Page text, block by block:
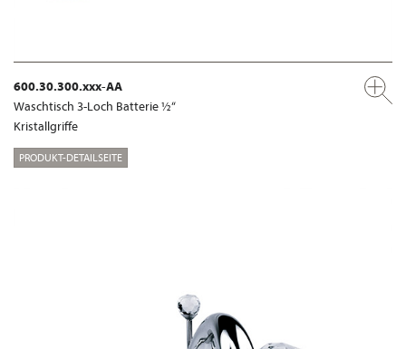
600.30.300.xxx-AA
Waschtisch 3-Loch Batterie ½“
Kristallgriffe
PRODUKT-DETAILSEITE